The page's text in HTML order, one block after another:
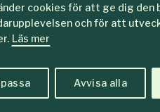
cookies för att ge dig den
och för att
Läs mer
Avvisa alla